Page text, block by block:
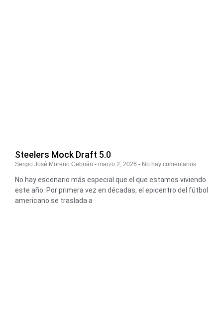
Steelers Mock Draft 5.0
Sergio José Moreno Cebrián marzo 2, 2026 No hay comentarios
No hay escenario más especial que el que estamos viviendo
este año. Por primera vez en décadas, el epicentro del fútbol
americano se traslada a